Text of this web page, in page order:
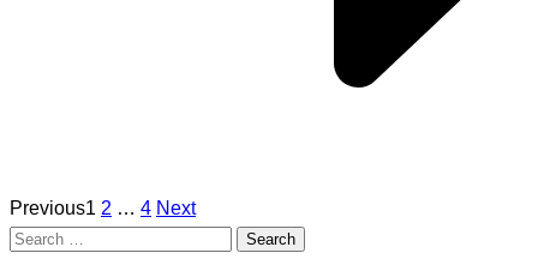
Posts
pagination
Previous1 2 … 4 Next
Search